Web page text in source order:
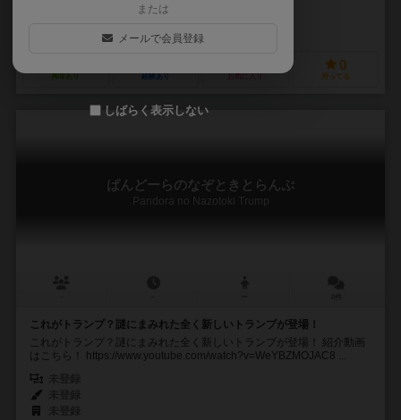
興味あり 経験あり
0
持ってる
ぱんどーらのなぞときとらんぷ
Pandora no Nazotoki Trump
これがトランプ？謎にまみれた全く新しいトランプが登場！
これがトランプ？謎にまみれた全く新しいトランプが登場！ 紹介動画
はこちら！ https://www.youtube.com/watch?v=WeYBZMOJAC8 ...
または
メールで会員登録
しばらく表示しない